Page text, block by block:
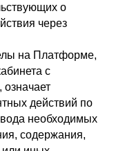
о
через
на Платформе,
с
означает
действий по
необходимых
содержания,